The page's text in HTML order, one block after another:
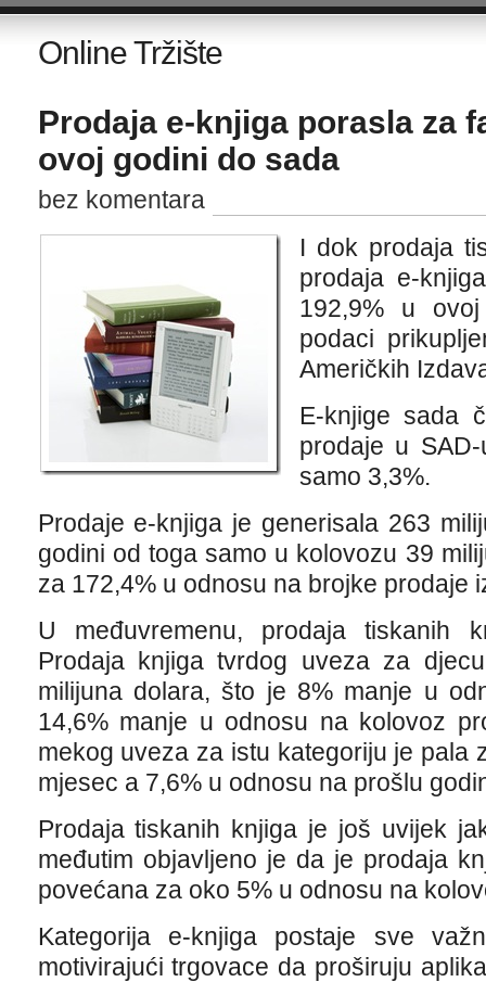
Online Tržište
Prodaja e-knjiga porasla za
ovoj godini do sada
bez komentara
I dok prodaja
prodaja e-
192,9% u
podaci
Američkih
E-knjige sada
prodaje u
samo 3,3%.
Prodaje e-knjiga je generisala 263
godini od toga samo u kolovozu 39
za 172,4% u odnosu na brojke prodaje
U međuvremenu, prodaja tiskanih
Prodaja knjiga tvrdog uveza za
milijuna dolara, što je 8% manje u
14,6% manje u odnosu na kolovoz
mekog uveza za istu kategoriju je pala
mjesec a 7,6% u odnosu na prošlu
Prodaja tiskanih knjiga je još uvijek
međutim objavljeno je da je prodaja
povećana za oko 5% u odnosu na
Kategorija e-knjiga postaje sve
motivirajući trgovace da proširuju